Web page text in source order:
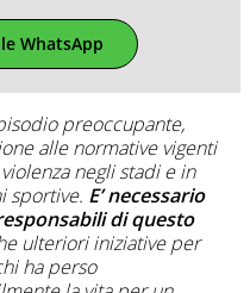
WhatsApp
preoccupante,
alle normative vigenti
negli stadi e in
sportive. E’ necessario
di questo
ulteriori iniziative per
ha perso